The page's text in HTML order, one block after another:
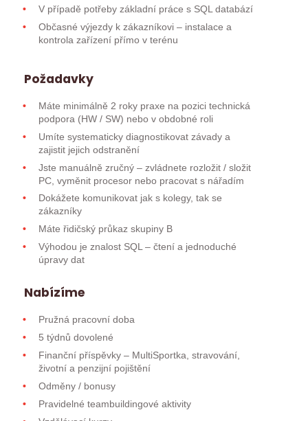
V případě potřeby základní práce s SQL databází
Občasné výjezdy k zákazníkovi – instalace a
kontrola zařízení přímo v terénu
Požadavky
Máte minimálně 2 roky praxe na pozici technická
podpora (HW / SW) nebo v obdobné roli
Umíte systematicky diagnostikovat závady a
zajistit jejich odstranění
Jste manuálně zručný – zvládnete rozložit / složit
PC, vyměnit procesor nebo pracovat s nářadím
Dokážete komunikovat jak s kolegy, tak se
zákazníky
Máte řidičský průkaz skupiny B
Výhodou je znalost SQL – čtení a jednoduché
úpravy dat
Nabízíme
Pružná pracovní doba
5 týdnů dovolené
Finanční příspěvky – MultiSportka, stravování,
životní a penzijní pojištění
Odměny / bonusy
Pravidelné teambuildingové aktivity